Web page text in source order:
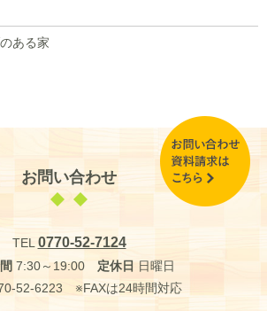
ある家
お問い合わせ
TEL0770-52-7124
7:30～19:00 定休日 日曜日
52-6223 ※FAXは24時間対応